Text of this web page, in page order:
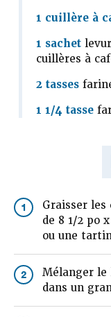
1 cuillère à
1 sachet
cuillères à
2 tasses
1 1/4 tasse
1
Graisser les
de 8 1/2 po
ou une
2
Mélanger
dans un